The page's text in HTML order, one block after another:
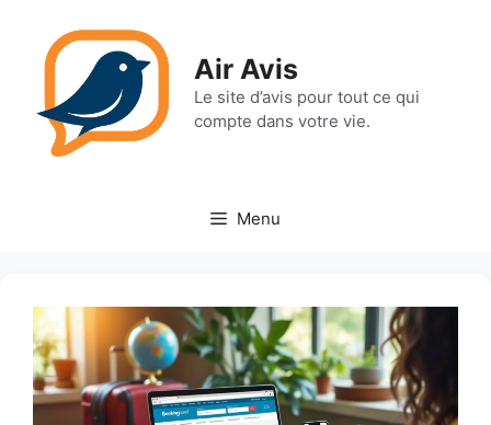
contenu
Air Avis
Le site d’avis pour tout ce qui
compte dans votre vie.
Menu